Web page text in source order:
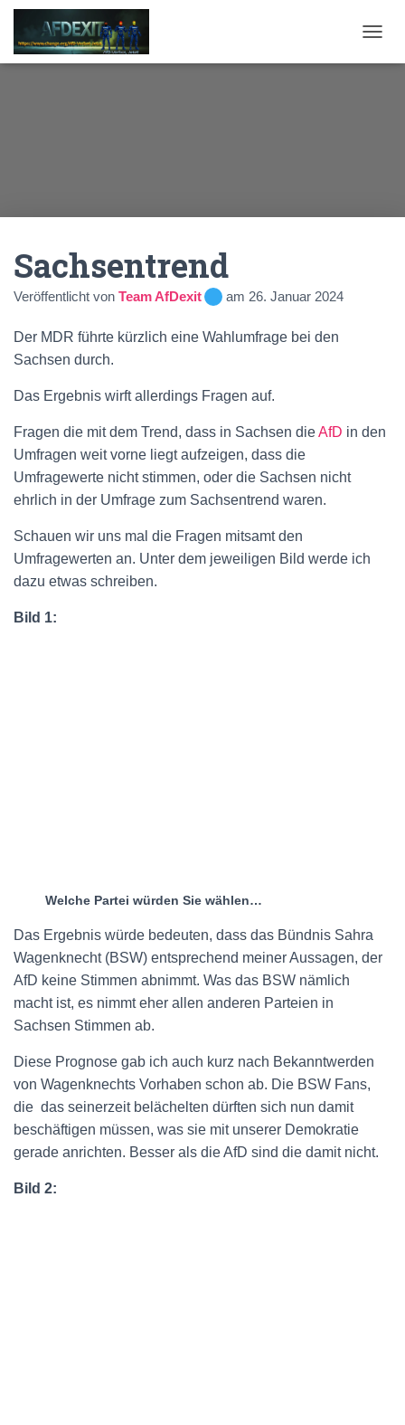
A
U
Sachsentrend
Veröffentlicht von Team AfDexit am 26. Januar 2024
Der MDR führte kürzlich eine Wahlumfrage bei den
Sachsen durch.
Das Ergebnis wirft allerdings Fragen auf.
Fragen die mit dem Trend, dass in Sachsen dieAfD in den
Umfragen weit vorne liegt aufzeigen, dass die
Umfragewerte nicht stimmen, oder die Sachsen nicht
ehrlich in der Umfrage zum Sachsentrend waren.
Schauen wir uns mal die Fragen mitsamt den
Umfragewerten an. Unter dem jeweiligen Bild werde ich
dazu etwas schreiben.
Bild 1:
Welche Partei würden Sie wählen…
Das Ergebnis würde bedeuten, dass das Bündnis Sahra
Wagenknecht (BSW) entsprechend meiner Aussagen, der
AfD keine Stimmen abnimmt. Was das BSW nämlich
macht ist, es nimmt eher allen anderen Parteien in
Sachsen Stimmen ab.
Diese Prognose gab ich auch kurz nach Bekanntwerden
von Wagenknechts Vorhaben schon ab. Die BSW Fans,
die das seinerzeit belächelten dürften sich nun damit
beschäftigen müssen, was sie mit unserer Demokratie
gerade anrichten. Besser als die AfD sind die damit nicht.
Bild 2: